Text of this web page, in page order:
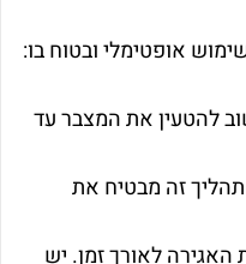
אופטימלי ובטוח בו:
להטעין את המצבר עד
תהליך זה מבטיח את
לאורך זמן. יש